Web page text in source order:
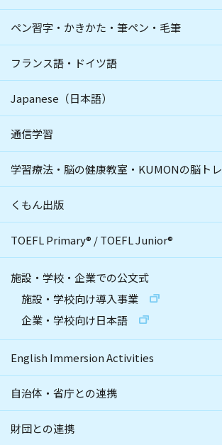
ペン習字・かきかた・筆ペン・毛筆
フランス語・ドイツ語
Japanese（日本語）
通信学習
学習療法・脳の健康教室・KUMONの脳トレ
くもん出版
TOEFL Primary® /TOEFL Junior®
施設・学校・企業での公文式
施設・学校向け導入事業
企業・学校向け日本語
English Immersion Activities
自治体・省庁との連携
財団との連携